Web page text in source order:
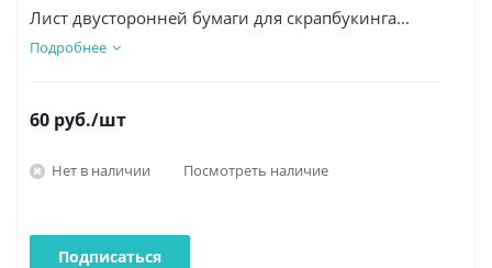
Лист двусторонней бумаги для скрапбукинга...
Подробнее
60 руб./шт
Нет в наличии Посмотреть наличие
Подписаться